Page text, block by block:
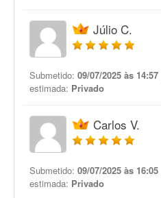
Júlio C.
Submetido: 09/07/2025 às 14:57
estimada: Privado
Carlos V.
Submetido: 09/07/2025 às 16:05
estimada: Privado